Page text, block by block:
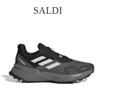
varianti.
essere
scelte
nella
pagina
SALDI